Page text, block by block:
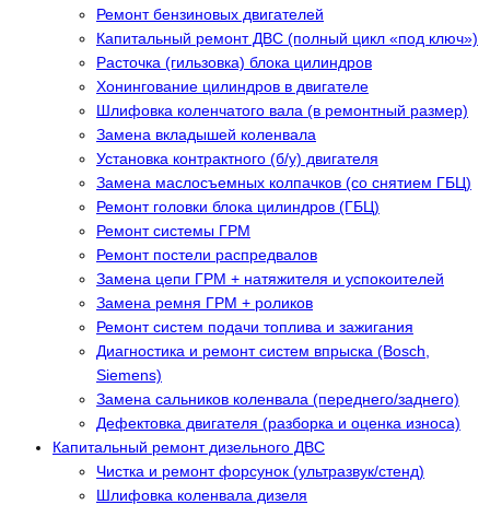
Ремонт бензиновых двигателей
Капитальный ремонт ДВС (полный цикл «под ключ»)
Расточка (гильзовка) блока цилиндров
Хонингование цилиндров в двигателе
Шлифовка коленчатого вала (в ремонтный размер)
Замена вкладышей коленвала
Установка контрактного (б/у) двигателя
Замена маслосъемных колпачков (со снятием ГБЦ)
Ремонт головки блока цилиндров (ГБЦ)
Ремонт системы ГРМ
Ремонт постели распредвалов
Замена цепи ГРМ + натяжителя и успокоителей
Замена ремня ГРМ + роликов
Ремонт систем подачи топлива и зажигания
Диагностика и ремонт систем впрыска (Bosch,
Siemens)
Замена сальников коленвала (переднего/заднего)
Дефектовка двигателя (разборка и оценка износа)
Капитальный ремонт дизельного ДВС
Чистка и ремонт форсунок (ультразвук/стенд)
Шлифовка коленвала дизеля